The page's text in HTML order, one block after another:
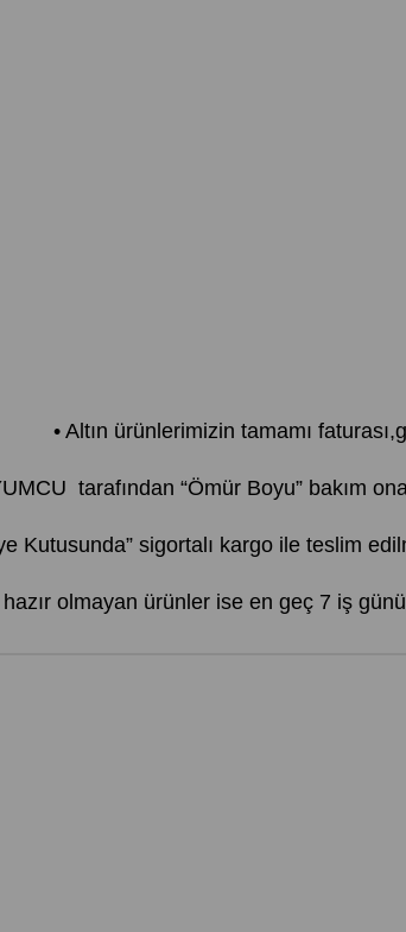
• Altın ürünlerimizin tamamı
tarafından “Ömür Boyu” bakım
Kutusunda” sigortalı kargo ile teslim
olmayan ürünler ise en geç 7 iş